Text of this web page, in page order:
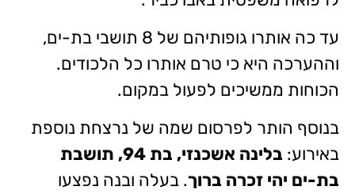
עד כה אותרו גופותיהם של 8 תושבי בת-ים,
וההערכה היא כי טרם אותרו כל הלכודים.
הכוחות ממשיכים לפעול במקום.
בנוסף הותר לפרסום שמה של נרצחת נוספת
באירוע:
בלינה אשכנזי, בת 94, תושבת
בת-ים יהי זכרה ברוך. בעלה ובנה נפצעו